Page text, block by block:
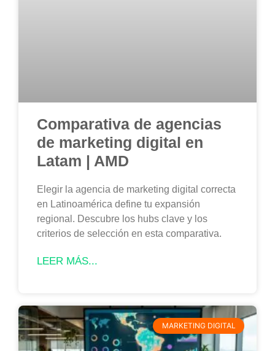
Comparativa de agencias
de marketing digital en
Latam | AMD
Elegir la agencia de marketing digital correcta
en Latinoamérica define tu expansión
regional. Descubre los hubs clave y los
criterios de selección en esta comparativa.
LEER MÁS...
MARKETING DIGITAL